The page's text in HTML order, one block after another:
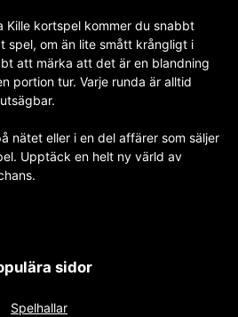
Kille kortspel kommer du snabbt
spel, om än lite smått krångligt i
att märka att det är en blandning
portion tur. Varje runda är alltid
nätet eller i en del affärer som säljer
Upptäck en helt ny värld av
sidor
Spelhallar